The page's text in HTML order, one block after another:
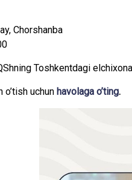
Chorshanba
Toshkentdagi
o’tish uchun havolaga o’ting.